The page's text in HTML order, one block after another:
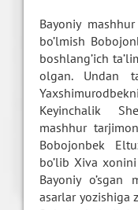
Bayoniy
bo’lmish
boshlang’ich
olgan. Undan
Keyinchalik
mashhur
Bobojonbek
bo’lib Xiva
Bayoniy
asarlar yozishiga